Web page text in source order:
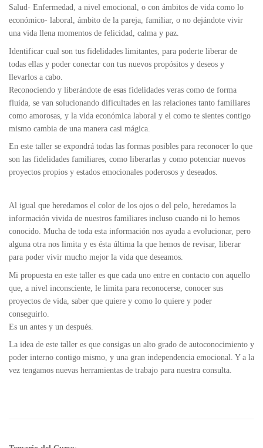
Salud- Enfermedad, a nivel emocional, o con ámbitos de vida como lo
económico- laboral, ámbito de la pareja, familiar, o no dejándote vivir
una vida llena momentos de felicidad, calma y paz.
Identificar cual son tus fidelidades limitantes, para poderte liberar de
todas ellas y poder conectar con tus nuevos propósitos y deseos y
llevarlos a cabo.
Reconociendo y liberándote de esas fidelidades veras como de forma
fluida, se van solucionando dificultades en las relaciones tanto familiares
como amorosas, y la vida económica laboral y el como te sientes contigo
mismo cambia de una manera casi mágica.
En este taller se expondrá todas las formas posibles para reconocer lo que
son las fidelidades familiares, como liberarlas y como potenciar nuevos
proyectos propios y estados emocionales poderosos y deseados.
Al igual que heredamos el color de los ojos o del pelo, heredamos la
información vivida de nuestros familiares incluso cuando ni lo hemos
conocido. Mucha de toda esta información nos ayuda a evolucionar, pero
alguna otra nos limita y es ésta última la que hemos de revisar, liberar
para poder vivir mucho mejor la vida que deseamos.
Mi propuesta en este taller es que cada uno entre en contacto con aquello
que, a nivel inconsciente, le limita para reconocerse, conocer sus
proyectos de vida, saber que quiere y como lo quiere y poder
conseguirlo.
Es un antes y un después.
La idea de este taller es que consigas un alto grado de autoconocimiento y
poder interno contigo mismo, y una gran independencia emocional. Y a la
vez tengamos nuevas herramientas de trabajo para nuestra consulta.